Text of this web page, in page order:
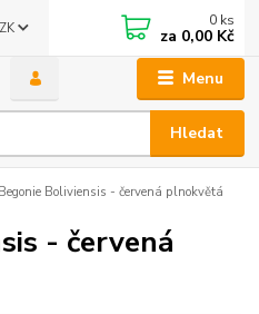
Menu
Hledat
0 ks
za 0,00 Kč
Begonie Boliviensis - červená plnokvětá
- červená